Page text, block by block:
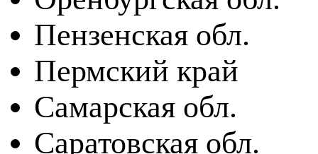
Пензенская обл.
Пермский край
Самарская обл.
Саратовская обл.